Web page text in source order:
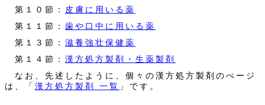
第１０節：
皮膚に用いる薬
第１１節： 歯や口中に用いる薬
第１３節： 滋養強壮保健薬
第１４節： 漢方処方製剤・生薬製剤
なお、先述したように、個々の漢方処方製剤のぺージ
は、「 漢方処方製剤 一覧 」です。